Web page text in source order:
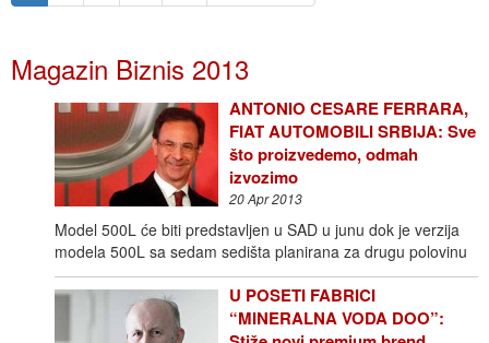
Magazin Biznis 2013
ANTONIO CESARE FERRARA,
FIAT AUTOMOBILI SRBIJA: Sve
što proizvedemo, odmah
izvozimo
20 Apr 2013
Model 500L će biti predstavljen u SAD u junu dok je verzija
modela 500L sa sedam sedišta planirana za drugu polovinu
U POSETI FABRICI
“MINERALNA VODA DOO”: